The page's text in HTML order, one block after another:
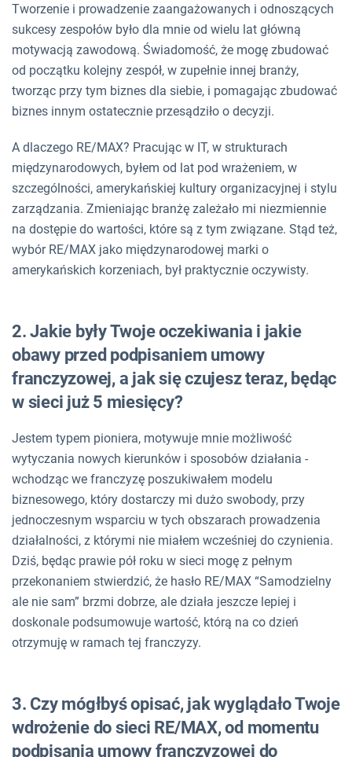
Tworzenie i prowadzenie zaangażowanych i odnoszących
sukcesy zespołów było dla mnie od wielu lat główną
motywacją zawodową. Świadomość, że mogę zbudować
od początku kolejny zespół, w zupełnie innej branży,
tworząc przy tym biznes dla siebie, i pomagając zbudować
biznes innym ostatecznie przesądziło o decyzji.
A dlaczego RE/MAX? Pracując w IT, w strukturach
międzynarodowych, byłem od lat pod wrażeniem, w
szczególności, amerykańskiej kultury organizacyjnej i stylu
zarządzania. Zmieniając branżę zależało mi niezmiennie
na dostępie do wartości, które są z tym związane. Stąd też,
wybór RE/MAX jako międzynarodowej marki o
amerykańskich korzeniach, był praktycznie oczywisty.
2. Jakie były Twoje oczekiwania i jakie
obawy przed podpisaniem umowy
franczyzowej, a jak się czujesz teraz, będąc
w sieci już 5 miesięcy?
Jestem typem pioniera, motywuje mnie możliwość
wytyczania nowych kierunków i sposobów działania -
wchodząc we franczyzę poszukiwałem modelu
biznesowego, który dostarczy mi dużo swobody, przy
jednoczesnym wsparciu w tych obszarach prowadzenia
działalności, z którymi nie miałem wcześniej do czynienia.
Dziś, będąc prawie pół roku w sieci mogę z pełnym
przekonaniem stwierdzić, że hasło RE/MAX “Samodzielny
ale nie sam” brzmi dobrze, ale działa jeszcze lepiej i
doskonale podsumowuje wartość, którą na co dzień
otrzymuję w ramach tej franczyzy.
3. Czy mógłbyś opisać, jak wyglądało Twoje
wdrożenie do sieci RE/MAX, od momentu
podpisania umowy franczyzowej do